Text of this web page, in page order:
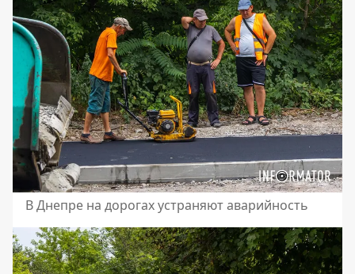
В Днепре на дорогах устраняют аварийность